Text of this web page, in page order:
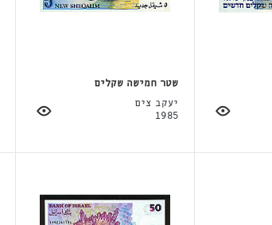
שטר חמישה שקלים
יעקב צים
1985